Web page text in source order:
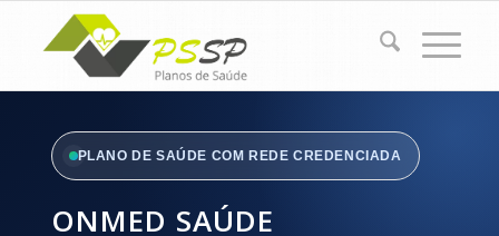
PLANO DE SAÚDE COM REDE CREDENCIADA
ONMED SAÚDE